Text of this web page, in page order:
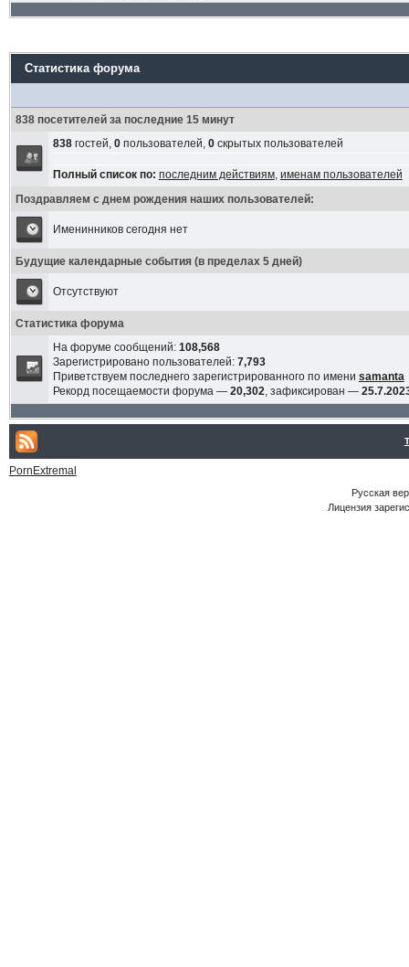
Статистика форума
838 посетителей за последние 15 минут
838гостей, 0пользователей, 0скрытых пользователей
Полный список по: последним действиям, именам пользователей
Поздравляем с днем рождения наших пользователей:
Именинников сегодня нет
Будущие календарные события (в пределах 5 дней)
Отсутствуют
Статистика форума
На форуме сообщений: 108,568
Зарегистрировано пользователей: 7,793
Приветствуем последнего зарегистрированного по имени samanta
Рекорд посещаемости форума — 20,302, зафиксирован —
PornExtremal
Русская
Лицензия